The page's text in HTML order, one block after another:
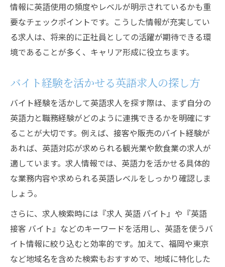
情報に英語使用の頻度やレベルが明示されているかも重
要なチェックポイントです。こうした情報が充実してい
る求人は、将来的に正社員としての活躍が期待できる環
境であることが多く、キャリア形成に役立ちます。
バイト経験を活かせる英語求人の探し方
バイト経験を活かして英語求人を探す際は、まず自分の
英語力と職務経験がどのように連携できるかを明確にす
ることが大切です。例えば、接客や販売のバイト経験が
あれば、英語対応が求められる観光業や飲食業の求人が
適しています。求人情報では、英語力を活かせる具体的
な業務内容や求められる英語レベルをしっかり確認しま
しょう。
さらに、求人検索時には『求人 英語 バイト』や『英語
接客 バイト』などのキーワードを活用し、英語を使うバ
イト情報に絞り込むと効率的です。加えて、福岡や東京
など地域名を含めた検索もおすすめで、地域に特化した